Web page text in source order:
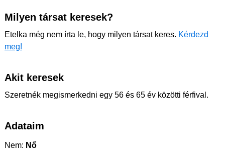
Milyen társat keresek?
Etelka még nem írta le, hogy milyen társat keres. Kérdezd
meg!
Akit keresek
Szeretnék megismerkedni egy 56 és 65 év közötti férfival.
Adataim
Nem: Nő